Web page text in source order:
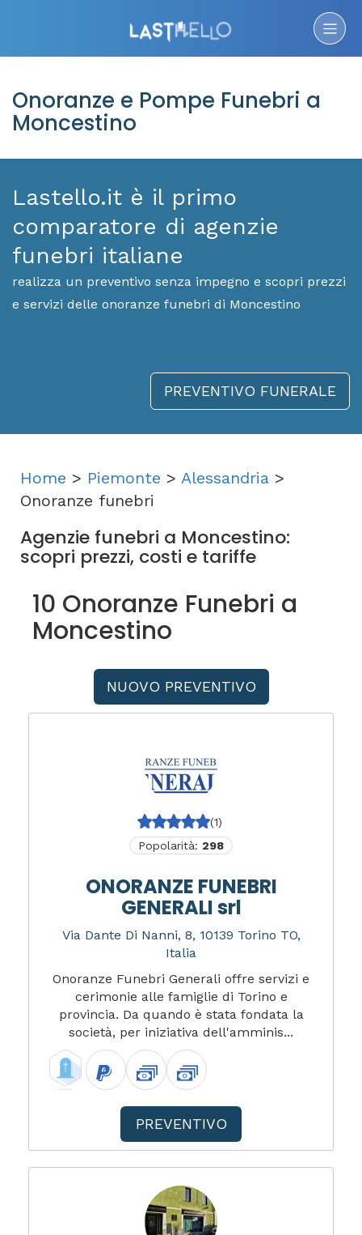
Onoranze e Pompe Funebri a
Moncestino
Lastello.it è il primo
comparatore di agenzie
funebri italiane
realizza un preventivo senza impegno e scopri prezzi
e servizi delle onoranze funebri di Moncestino
PREVENTIVO FUNERALE
Home > Piemonte > Alessandria >
Onoranze funebri
Agenzie funebri a Moncestino:
scopri prezzi, costi e tariffe
10 Onoranze Funebri a
Moncestino
NUOVO PREVENTIVO
(1)
Popolarità: 298
ONORANZE FUNEBRI
GENERALI srl
Via Dante Di Nanni, 8, 10139 Torino TO,
Italia
Onoranze Funebri Generali offre servizi e
cerimonie alle famiglie di Torino e
provincia. Da quando è stata fondata la
società, per iniziativa dell'amminis...
PREVENTIVO